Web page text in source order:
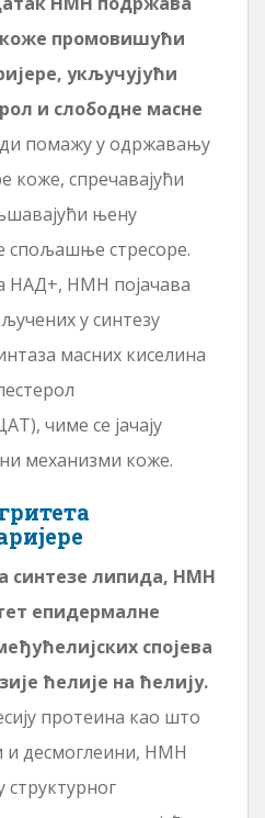
коже промовишући
укључујући
и слободне масне
помажу у одржавању
коже, спречавајући
њену
спољашње стресоре.
НМН појачава
у синтезу
масних киселина
чиме се јачају
механизми коже.
синтезе липида, НМН
епидермалне
спојева
ћелије на ћелију.
протеина као што
и десмоглеини, НМН